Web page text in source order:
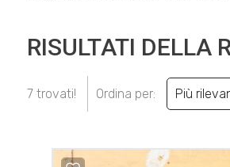
RISULTATI DELLA
7 trovati! Ordina per: Più